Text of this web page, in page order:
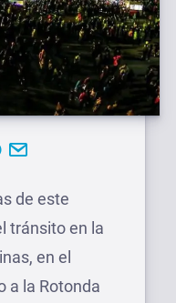
de este
tránsito en la
en el
a la Rotonda